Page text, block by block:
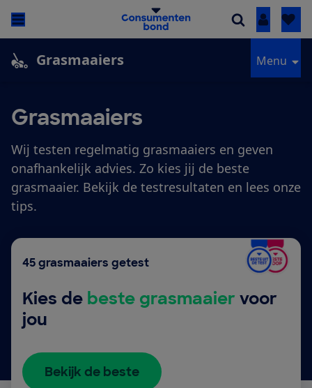
Inloggen
Grasmaaiers Menu
Grasmaaiers
Wij testen regelmatig grasmaaiers en geven
onafhankelijk advies. Zo kies jij de beste
grasmaaier. Bekijk de testresultaten en lees onze
tips.
45 grasmaaiers getest
Kies de beste grasmaaier voor
jou
Bekijk de beste